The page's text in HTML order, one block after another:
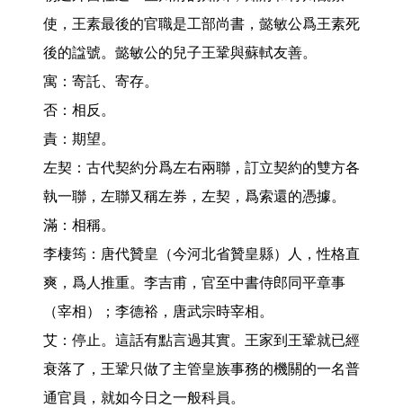
使，王素最後的官職是工部尚書，懿敏公爲王素死
後的諡號。懿敏公的兒子王鞏與蘇軾友善。
寓：寄託、寄存。
否：相反。
責：期望。
左契：古代契約分爲左右兩聯，訂立契約的雙方各
執一聯，左聯又稱左券，左契，爲索還的憑據。
滿：相稱。
李棲筠：唐代贊皇（今河北省贊皇縣）人，性格直
爽，爲人推重。李吉甫，官至中書侍郎同平章事
（宰相）；李德裕，唐武宗時宰相。
艾：停止。這話有點言過其實。王家到王鞏就已經
衰落了，王鞏只做了主管皇族事務的機關的一名普
通官員，就如今日之一般科員。